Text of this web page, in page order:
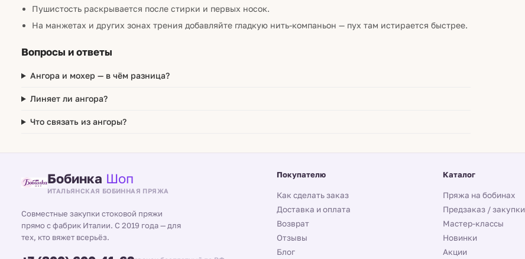
Пушистость раскрывается после стирки и первых носок.
На манжетах и других зонах трения добавляйте гладкую нить-компаньон — пух там истирается быстрее.
Вопросы и ответы
Ангора и мохер — в чём разница?
Линяет ли ангора?
Что связать из ангоры?
Бобинка Шоп
ИТАЛЬЯНСКАЯ БОБИННАЯ ПРЯЖА
Совместные закупки стоковой пряжи
прямо с фабрик Италии. С 2019 года — для
тех, кто вяжет всерьёз.
Покупателю
Как сделать заказ
Доставка и оплата
Возврат
Отзывы
Блог
Каталог
Пряжа на бобинах
Предзаказ / закупки
Мастер-классы
Новинки
Акции